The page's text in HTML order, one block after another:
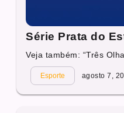
Série Prata do
Veja também: “Três
Esporte agosto 7,